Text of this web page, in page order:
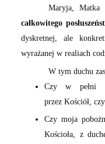
Maryja, Matka
całkowitego
dyskretnej, ale
wyrażanej w realiach
W tym duchu
Czy w pełni
przez Kościół,
Czy moja
Kościoła, z